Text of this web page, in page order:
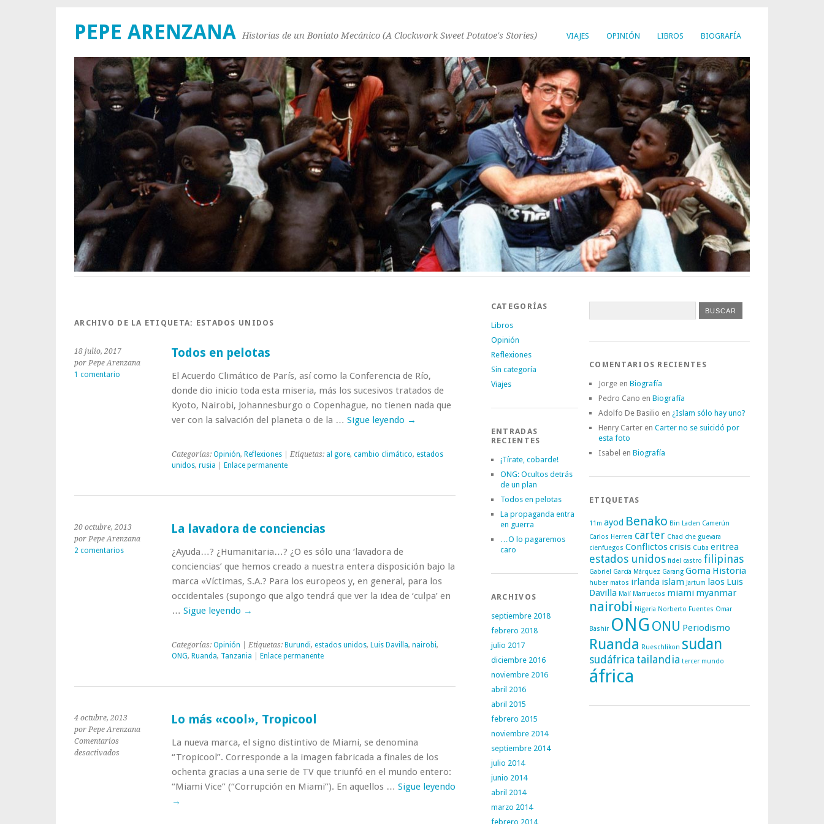
VIAJES OPINIÓN LIBROS BIOGRAFÍA
PEPE ARENZANA Historias de un Boniato Mecánico (A Clockwork Sweet Potatoe's Stories)
ARCHIVO DE LA ETIQUETA: ESTADOS UNIDOS
18 julio, 2017
por Pepe Arenzana
1 comentario
Todos en pelotas
El Acuerdo Climático de París, así como la Conferencia de Río,
donde dio inicio toda esta miseria, más los sucesivos tratados de
Kyoto, Nairobi, Johannesburgo o Copenhague, no tienen nada que
ver con la salvación del planeta o de la … Sigue leyendo →
Categorías: Opinión, Reflexiones| Etiquetas: al gore, cambio climático, estados
unidos, rusia Enlace permanente
20 octubre, 2013
por Pepe Arenzana
2 comentarios
La lavadora de conciencias
¿Ayuda…? ¿Humanitaria…? ¿O es sólo una ‘lavadora de
conciencias’ que hemos creado a nuestra entera disposición bajo la
marca «Víctimas, S.A.? Para los europeos y, en general, para los
occidentales (supongo que algo tendrá que ver la idea de ‘culpa’ en
… Sigue leyendo →
Categorías: Opinión | Etiquetas: Burundi, estados unidos, Luis Davilla, nairobi,
ONG, Ruanda, Tanzania Enlace permanente
4 octubre, 2013
por Pepe Arenzana
Comentarios
desactivadosen
Lo más «cool», Tropicool
La nueva marca, el signo distintivo de Miami, se denomina
“Tropicool”. Corresponde a la imagen fabricada a finales de los
ochenta gracias a una serie de TV que triunfó en el mundo entero:
“Miami Vice” (“Corrupción en Miami”). En aquellos … Sigue leyendo
→
CATEGORÍAS
Libros
Opinión
Reflexiones
Sin categoría
Viajes
ENTRADAS
RECIENTES
¡Tírate, cobarde!
ONG: Ocultos detrás
de un plan
Todos en pelotas
La propaganda entra
en guerra
…O lo pagaremos
caro
ARCHIVOS
septiembre 2018
febrero 2018
julio 2017
diciembre 2016
noviembre 2016
abril 2016
abril 2015
febrero 2015
noviembre 2014
septiembre 2014
julio 2014
junio 2014
abril 2014
marzo 2014
febrero 2014
COMENTARIOS RECIENTES
Jorge en Biografía
Pedro Cano en Biografía
Adolfo De Basilio en ¿Islam sólo hay uno?
Henry Carter en Carter no se suicidó por
esta foto
Isabel en Biografía
ETIQUETAS
11m ayod Benako Bin Laden Camerún
Carlos Herrera carter Chad che guevara
cienfuegos Conflictoscrisis Cuba eritrea
estados unidos fidel castro filipinas
Gabriel García Márquez Garang Goma Historia
huber matos irlanda islam Jartum laos Luis
Davilla Malí Marruecos miami myanmar
nairobi Nigeria Norberto Fuentes Omar
Bashir ONG ONU Periodismo
Ruanda Rueschlikon sudan
sudáfrica tailandia tercer mundo
áfrica